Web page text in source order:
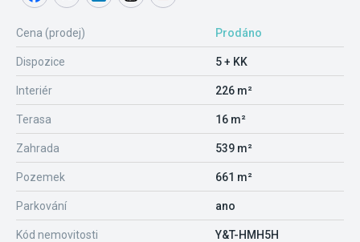
Cena (prodej) Prodáno
Dispozice 5 + KK
Interiér 226 m²
Terasa 16 m²
Zahrada 539 m²
Pozemek 661 m²
Parkování ano
Kód nemovitosti Y&T-HMH5H